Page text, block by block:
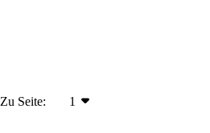
Zu Seite: 1